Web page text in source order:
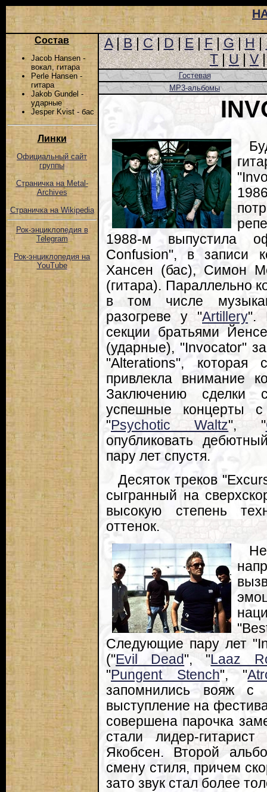
Состав
Jacob Hansen -
вокал, гитара
Perle Hansen -
гитара
Jakob Gundel -
ударные
Jesper Kvist - бас
Линки
Официальный сайт
группы
Страничка на Metal-
Archives
Страничка на Wikipedia
Рок-энциклопедия в
Telegram
Рок-энциклопедия на
YouTube
A|B|C|D|E|F|G|H|
T|U|V
Гостевая
MP3-альбомы
1988-м выпустила
Confusion", в записи
Хансен (бас), Симон
(гитара). Параллельно
в том числе
разогреве у "Artillery".
секции братьями
(ударные), "Invocator"
"Alterations",
привлекла внимание
Заключению сделки
успешные концерты
"Psychotic Waltz", "
опубликовать
пару лет спустя.
Десяток треков
сыгранный на
высокую степень
оттенок.
Следующие пару лет
("Evil Dead", "Laaz
"Pungent Stench", "
запомнились вояж с
выступление на
совершена парочка
стали лидер-
Якобсен. Второй
смену стиля, причем
зато звук стал более